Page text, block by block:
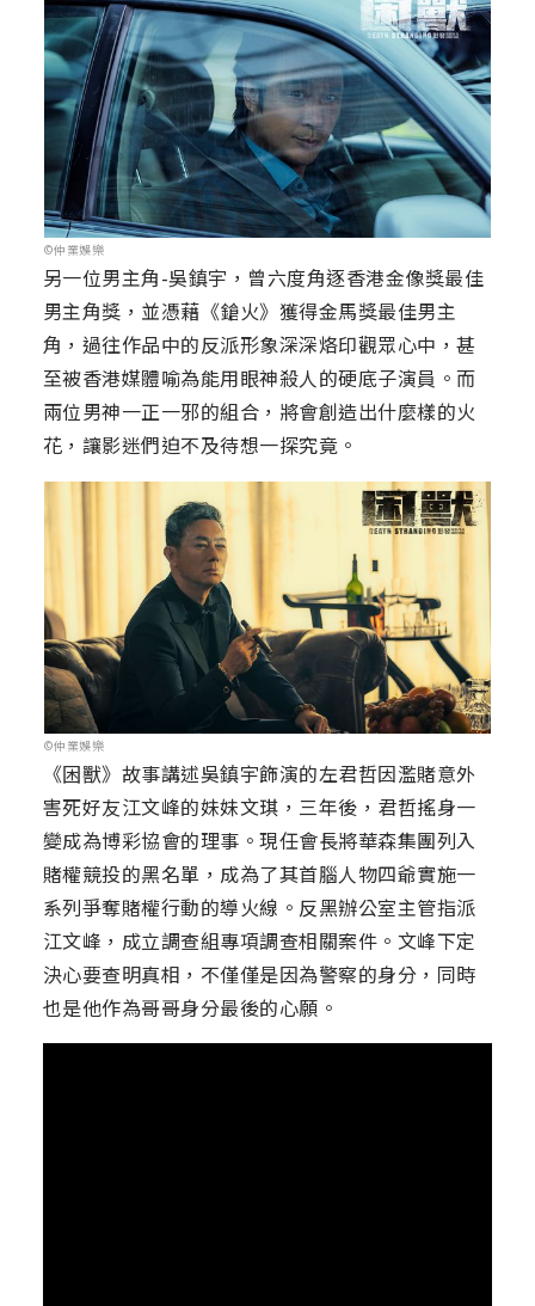
©仲業娛樂
另一位男主角-吳鎮宇，曾六度角逐香港金像獎最佳
男主角獎，並憑藉《鎗火》獲得金馬獎最佳男主
角，過往作品中的反派形象深深烙印觀眾心中，甚
至被香港媒體喻為能用眼神殺人的硬底子演員。而
兩位男神一正一邪的組合，將會創造出什麼樣的火
花，讓影迷們迫不及待想一探究竟。
©仲業娛樂
《困獸》故事講述吳鎮宇飾演的左君哲因濫賭意外
害死好友江文峰的妹妹文琪，三年後，君哲搖身一
變成為博彩協會的理事。現任會長將華森集團列入
賭權競投的黑名單，成為了其首腦人物四爺實施一
系列爭奪賭權行動的導火線。反黑辦公室主管指派
江文峰，成立調查組專項調查相關案件。文峰下定
決心要查明真相，不僅僅是因為警察的身分，同時
也是他作為哥哥身分最後的心願。